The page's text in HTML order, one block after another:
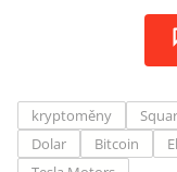
kryptoměny
Dolar
Bitcoin